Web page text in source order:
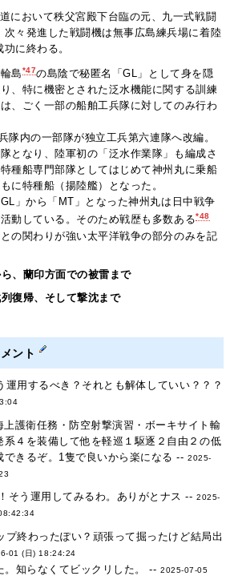
において秩父宮殿下台臨の元、九一式戦闘
次々発進した戦闘機は無事広島練兵場に着陸
に終わる。
島*47の島陰で秘匿名「GL」として身を隠
、特に機密とされた泛水機能に関する訓練
は、ごく一部の船舶工兵隊に対してのみ行わ
隊内の一部隊が独立工兵第六連隊へ改編。
となり、陸軍初の「泛水作業隊」も編成さ
種船専門部隊としてはじめて神州丸に乗船
に特種船（揚陸艦）となった。
」から「MT」となった神州丸は日中戦争
動している。そのため戦歴も多数ある*48
の関わりが強い太平洋戦争の部分のみを記
、蘭印方面での被雷まで
復帰、そして撃沈まで
ント
運用するべき？それとも解体していい？？？
上護衛任務・防空射撃演習・ボーキサイト輸
系４を装備して他を軽巡１駆逐２自由２の低
できるぞ。1隻で良いから楽になる --2025-
そう運用してみるわ。ありがとナス -- 2025-
プ終わったぽい？頑張って掘ったけど結局出
01 (日) 18:24:24
。知らなくてビックリした。 --2025-07-05